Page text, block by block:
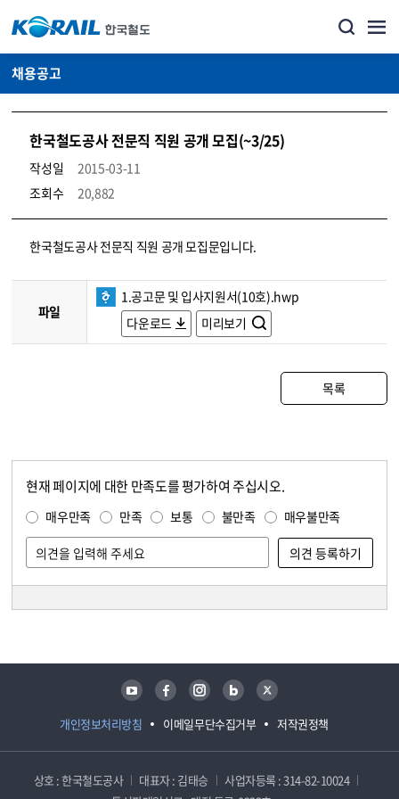
채용공고
한국철도공사 전문직 직원 공개 모집(~3/25)
작성일
2015-03-11
조회수
20,882
코레일소개_경영공시_채용공고 상세보기 – 내용, 파일, 담당자 연락처로 구성
한국철도공사 전문직 직원 공개 모집문입니다.
파일
1.공고문 및 입사지원서(10호).hwp
다운로드
미리보기
목록
현재 페이지에 대한 만족도를 평가하여 주십시오.
매우만족 만족 보통 불만족 매우불만족
개인정보처리방침 이메일무단수집거부 저작권정책
유튜브 페이스북 인스타그램 블로그 트위터
상호 : 한국철도공사 대표자 : 김태승
사업자등록 : 314-82-10024